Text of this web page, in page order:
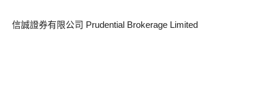
信誠證券有限公司 Prudential Brokerage Limited